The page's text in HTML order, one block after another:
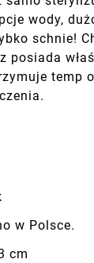
wody,
schnie!
posiada
temp
w Polsce.
cm